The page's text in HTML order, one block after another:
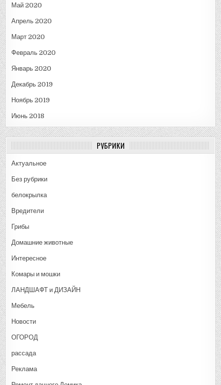
Май 2020
Апрель 2020
Март 2020
Февраль 2020
Январь 2020
Декабрь 2019
Ноябрь 2019
Июнь 2018
РУБРИКИ
Актуальное
Без рубрики
белокрылка
Вредители
Грибы
Домашние животные
Интересное
Комары и мошки
ЛАНДШАФТ и ДИЗАЙН
Мебель
Новости
ОГОРОД
рассада
Реклама